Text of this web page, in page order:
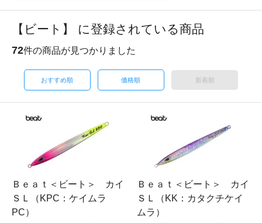
【ビート】 に登録されている商品
72件の商品が見つかりました
おすすめ順 価格順 新着順
Ｂｅａｔ＜ビート＞ カイ
ＳＬ（KPC：ケイムラ
PC）
Ｂｅａｔ＜ビート＞ カイ
ＳＬ（KK：カタクチケイ
ムラ）